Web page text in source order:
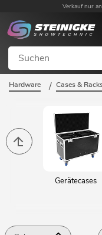
Verkauf nur
Hardware / Cases &
Gerätecases